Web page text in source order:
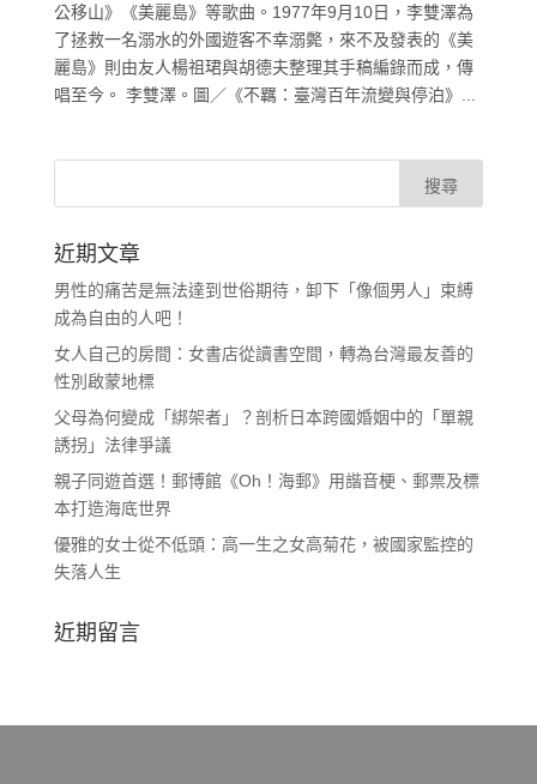
公移山》《美麗島》等歌曲。1977年9月10日，李雙澤為
了拯救一名溺水的外國遊客不幸溺斃，來不及發表的《美
麗島》則由友人楊祖珺與胡德夫整理其手稿編錄而成，傳
唱至今。 李雙澤。圖／《不羈：臺灣百年流變與停泊》...
近期文章
男性的痛苦是無法達到世俗期待，卸下「像個男人」束縛
成為自由的人吧！
女人自己的房間：女書店從讀書空間，轉為台灣最友善的
性別啟蒙地標
父母為何變成「綁架者」？剖析日本跨國婚姻中的「單親
誘拐」法律爭議
親子同遊首選！郵博館《Oh！海郵》用諧音梗、郵票及標
本打造海底世界
優雅的女士從不低頭：高一生之女高菊花，被國家監控的
失落人生
近期留言